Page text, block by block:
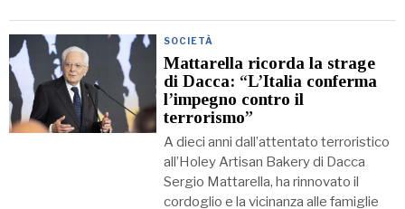
SOCIETÀ
Mattarella ricorda la strage
di Dacca: “L’Italia conferma
l’impegno contro il
terrorismo”
A dieci anni dall’attentato terroristico
all’Holey Artisan Bakery di Dacca
Sergio Mattarella, ha rinnovato il
cordoglio e la vicinanza alle famiglie